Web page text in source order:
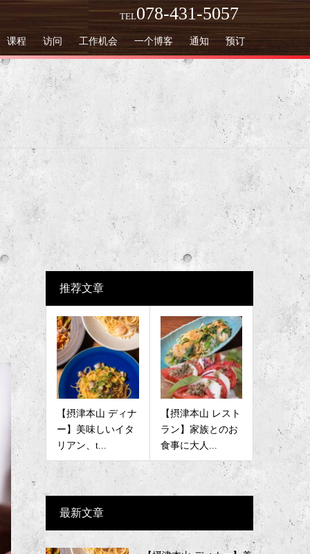
TEL078-431-5057
课程 访问 工作机会 一个博客 通知 预订
推荐文章
【摂津本山 ディナ
ー】美味しいイタ
リアン、t...
【摂津本山 レスト
ラン】家族とのお
食事に大人...
最新文章